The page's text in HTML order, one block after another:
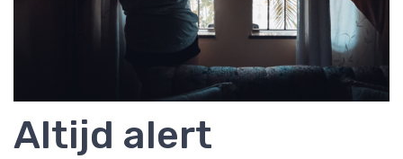
Altijd alert